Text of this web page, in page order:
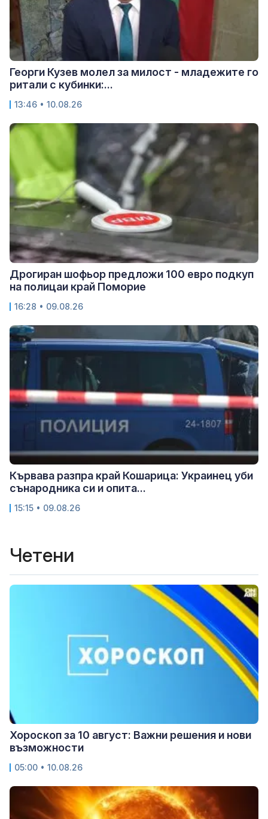
Георги Кузев молел за милост - младежите го
ритали с кубинки:...
13:46 • 10.08.26
Дрогиран шофьор предложи 100 евро подкуп
на полицаи край Поморие
16:28 • 09.08.26
Кървава разпра край Кошарица: Украинец уби
сънародника си и опита...
15:15 • 09.08.26
Четени
Хороскоп за 10 август: Важни решения и нови
възможности
05:00 • 10.08.26